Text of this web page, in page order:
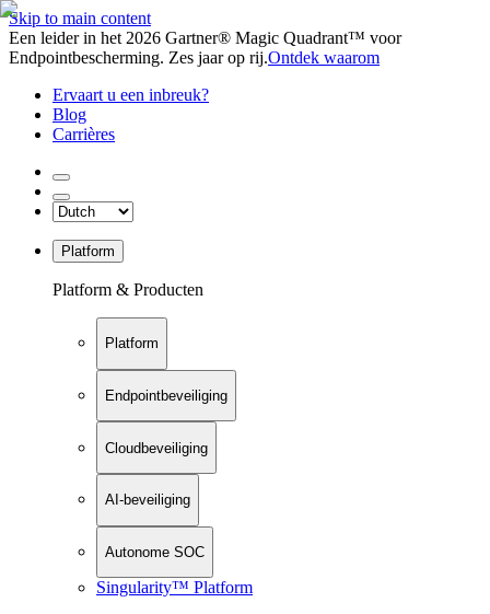
Skip to main content
Een leider in het 2026 Gartner® Magic Quadrant™ voor
Endpointbescherming. Zes jaar op rij.Ontdek waarom
Ervaart u een inbreuk?
Blog
Carrières
Platform
Platform & Producten
Platform
Endpointbeveiliging
Cloudbeveiliging
AI-beveiliging
Autonome SOC
Singularity™ Platform